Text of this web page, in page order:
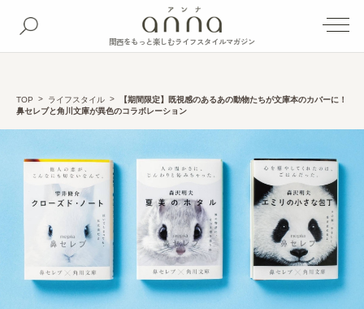
関西をもっと楽しむライフスタイルマガジン
TOP ライフスタイル
【期間限定】既視感のあるあの動物たちが文庫本のカバーに！
鼻セレブと角川文庫が異色のコラボレーション